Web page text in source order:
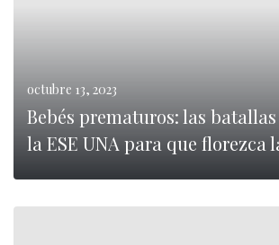
octubre 13, 2023
Bebés prematuros: las
la ESE UNA para que florezca